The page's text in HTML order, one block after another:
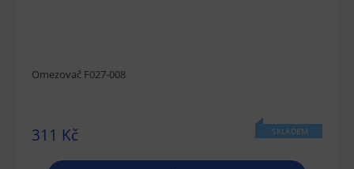
Omezovač F027-008
311 Kč SKLADEM